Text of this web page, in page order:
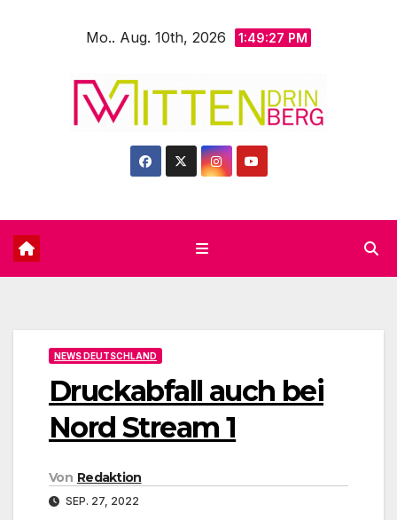
Mo.. Aug. 10th, 2026 1:49:29 PM
NEWS DEUTSCHLAND
Druckabfall auch bei
Nord Stream 1
Von Redaktion
SEP. 27, 2022